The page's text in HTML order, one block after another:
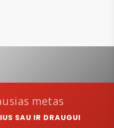
metas
SAU IR DRAUGUI